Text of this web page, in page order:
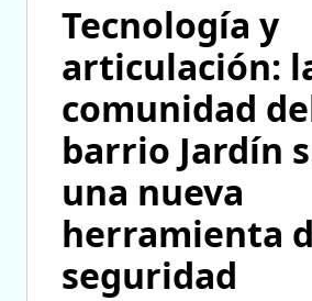
Tecnología y
articulación:
comunidad
barrio Jardín
una nueva
herramienta
seguridad